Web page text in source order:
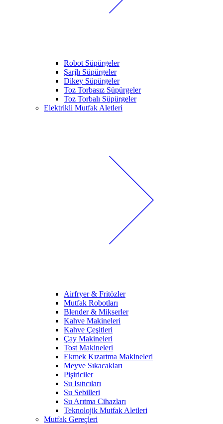
Robot Süpürgeler
Şarjlı Süpürgeler
Dikey Süpürgeler
Toz Torbasız Süpürgeler
Toz Torbalı Süpürgeler
Elektrikli Mutfak Aletleri
Airfryer & Fritözler
Mutfak Robotları
Blender & Mikserler
Kahve Makineleri
Kahve Çeşitleri
Çay Makineleri
Tost Makineleri
Ekmek Kızartma Makineleri
Meyve Sıkacakları
Pişiriciler
Su Isıtıcıları
Su Sebilleri
Su Arıtma Cihazları
Teknolojik Mutfak Aletleri
Mutfak Gereçleri